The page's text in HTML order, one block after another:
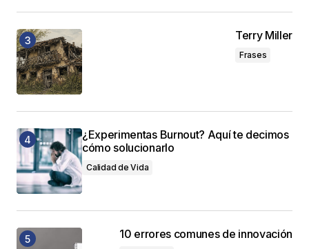
Terry Miller
Frases
¿Experimentas Burnout? Aquí te decimos
cómo solucionarlo
Calidad de Vida
10 errores comunes de innovación